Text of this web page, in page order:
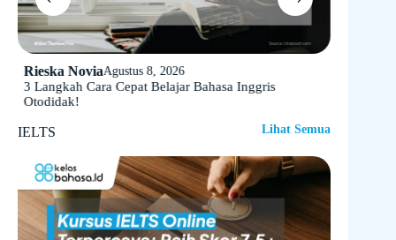
Rieska NoviaAgustus 8, 2026
3 Langkah Cara Cepat Belajar Bahasa Inggris
Otodidak!
IELTS Lihat Semua